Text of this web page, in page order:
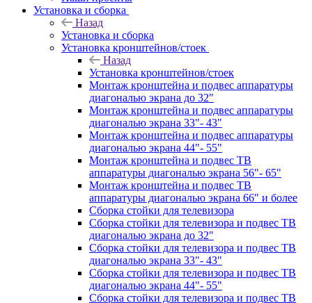
Установка и сборка
Назад
Установка и сборка
Установка кронштейнов/стоек
Назад
Установка кронштейнов/стоек
Монтаж кронштейна и подвес аппаратуры
диагональю экрана до 32"
Монтаж кронштейна и подвес аппаратуры
диагональю экрана 33"- 43"
Монтаж кронштейна и подвес аппаратуры
диагональю экрана 44"- 55"
Монтаж кронштейна и подвес ТВ
аппаратуры диагональю экрана 56"- 65"
Монтаж кронштейна и подвес ТВ
аппаратуры диагональю экрана 66" и более
Сборка стойки для телевизора
Сборка стойки для телевизора и подвес ТВ
диагональю экрана до 32"
Сборка стойки для телевизора и подвес ТВ
диагональю экрана 33"- 43"
Сборка стойки для телевизора и подвес ТВ
диагональю экрана 44"- 55"
Сборка стойки для телевизора и подвес ТВ